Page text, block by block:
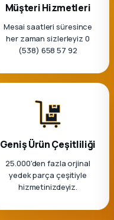
Müşteri Hizmetleri
Mesai saatleri süresince
her zaman sizlerleyiz 0
(538) 658 57 92
Geniş Ürün Çeşitliliği
25.000'den fazla orjinal
yedek parça çeşitiyle
hizmetinizdeyiz.